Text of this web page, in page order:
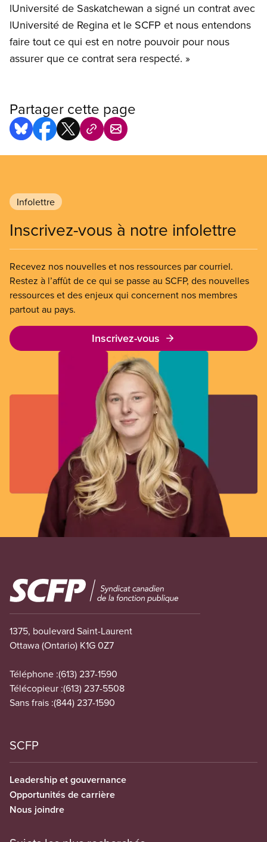
lUniversité de Saskatchewan a signé un contrat avec
lUniversité de Regina et le SCFP et nous entendons
faire tout ce qui est en notre pouvoir pour nous
assurer que ce contrat sera respecté. »
Partager cette page
Infolettre
Inscrivez-vous à notre infolettre
Recevez nos nouvelles et nos ressources par courriel.
Restez à l’affût de ce qui se passe au SCFP, des nouvelles
ressources et des enjeux qui concernent nos membres
partout au pays.
Inscrivez-vous
Image
1375, boulevard Saint-Laurent
Ottawa (Ontario) K1G 0Z7
Téléphone :(613) 237-1590
Télécopieur :(613) 237-5508
Sans frais :(844) 237-1590
SCFP
Leadership et gouvernance
Opportunités de carrière
Nous joindre